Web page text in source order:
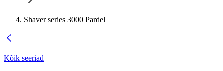
Shaver series 3000 Pardel
Kõik seeriad